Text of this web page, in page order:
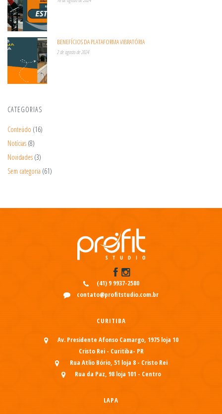
BENEFÍCIOS DA PLATAFORMA VIBRATÓRIA
2 de agosto de 2024
CATEGORIAS
Conteúdo (16)
Notícias (8)
Novidades (3)
Sem categoria (61)
(41) 9 9937-2580
contato@profitstudio.com.br
CURITIBA
Av. Presidente Afonso Camargo, 1975 loja 10
Cristo Rei - Curitiba- PR
Rua Atlio Bório, 51 loja 8 - Cristo Rei
Rua da Paz, 98 loja 101 - Centro
LAPA